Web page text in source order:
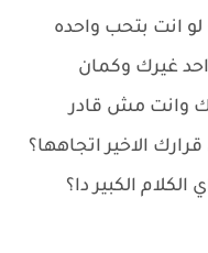
لو انت بتحب واحده
غيرك وكمان
وانت مش قادر
الاخير اتجاهها؟
الكبير دا؟